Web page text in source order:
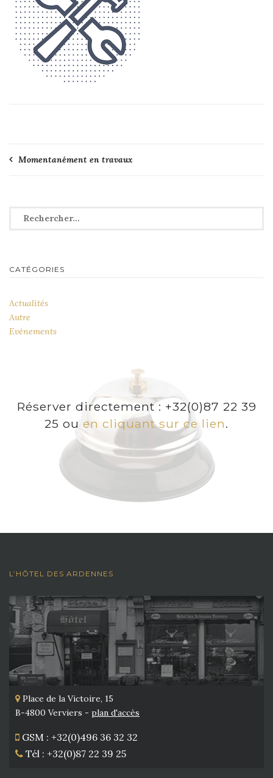
Navigation
Momentanément en travaux
Rechercher :
CATÉGORIES
Actualités
Autre
Evénements
Réserver directement : +32(0)87 22 39
25 ou en cliquant sur ce lien.
L’HÔTEL DES ARDENNES
Place de la Victoire, 15
B-4800 Verviers - plan d'accès
GSM : +32(0)496 36 32 32
Tél : +32(0)87 22 39 25